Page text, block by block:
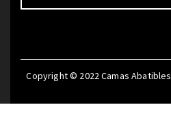
Copyright © 2022Camas Abatibles